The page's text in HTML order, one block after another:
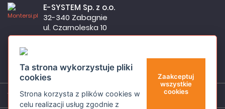
Firma czynna od poniedziałku do piątku w godzinach 8:00 –
E-SYSTEM Sp. z o.o.
32-340 Zabagnie
ul. Czarnoleska 10
sklep@montersi.pl
Wsparcie
Ta strona wykorzystuje pliki
cookies
Strona korzysta z plików cookies w
celu realizacji usług zgodnie z
Zaakceptuj
wszystkie
cookies